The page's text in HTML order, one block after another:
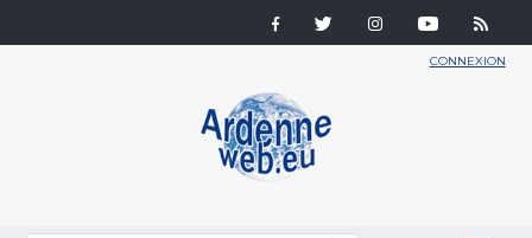
CONNEXION